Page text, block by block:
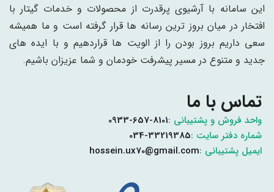
این سامانه با آرشیوی پرقدرت از محصولات و خدمات گیتار با
افتخار در میان بروز ترین رسانه ها قرار گرفته است و ما همیشه
سعی داریم بروز بودن را از الویت ها قراردهیم و با ایده های
جدید و متنوع در مسیر پیشرفت خودمان و شما عزیزان باشیم.
تماس با ما
واحد فروش و پشتیبانی :0933-657-8101
شماره دفتر سایت :034-33219385
ایمیل پشتیبانی :hossein.ux70@gmail.com